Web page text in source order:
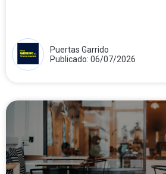
Puertas Garrido
Publicado: 06/07/2026